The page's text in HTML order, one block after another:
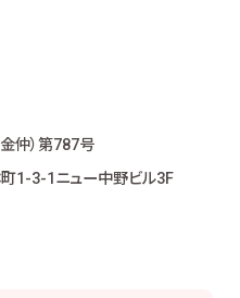
仲）第787号
1-3-1 ニュー中野ビル3F